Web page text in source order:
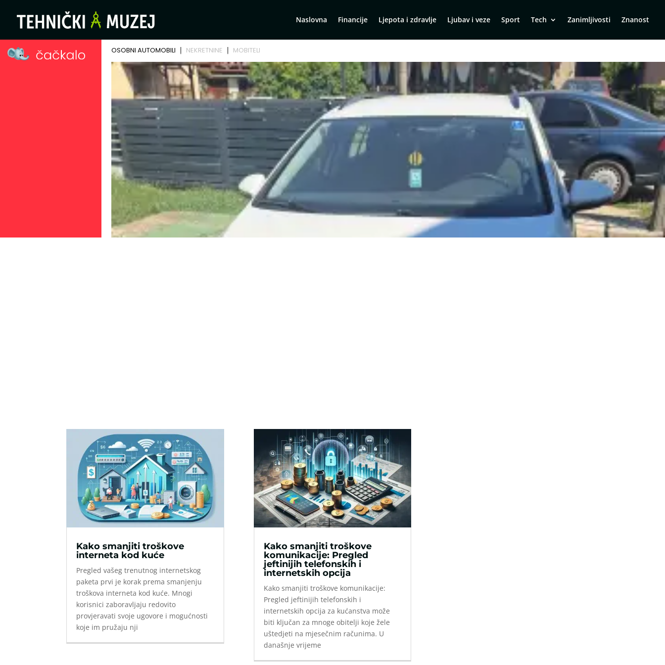
Naslovna Financije Ljepota i zdravlje Ljubav i veze Sport Tech Zanimljivosti Znanost
Kako smanjiti troškove
interneta kod kuće
Pregled vašeg trenutnog internetskog
paketa prvi je korak prema smanjenju
troškova interneta kod kuće. Mnogi
korisnici zaboravljaju redovito
provjeravati svoje ugovore i mogućnosti
koje im pružaju nji
Kako smanjiti troškove
komunikacije: Pregled
jeftinijih telefonskih i
internetskih opcija
Kako smanjiti troškove komunikacije:
Pregled jeftinijih telefonskih i
internetskih opcija za kućanstva može
biti ključan za mnoge obitelji koje žele
uštedjeti na mjesečnim računima. U
današnje vrijeme